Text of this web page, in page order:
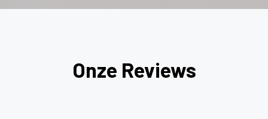
Onze Reviews